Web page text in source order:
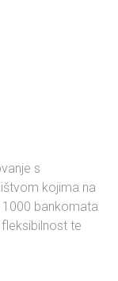
s
kojima na
bankomata
te